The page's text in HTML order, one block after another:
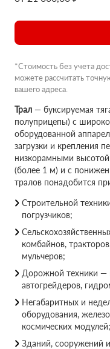
*Стоимость без учета
можете рассчитать
вашего адреса.
Трал — буксируемая
полуприцепы) с
оборудованной
загрузки и крепления
низкорамными
(более 1 м) и с
тралов понадобится
Строительной
погрузчиков;
комбайнов,
мульчеров;
Дорожной техники —
автогрейдеров,
Негабаритных и
оборудования,
космических модулей;
Зданий, сооружений